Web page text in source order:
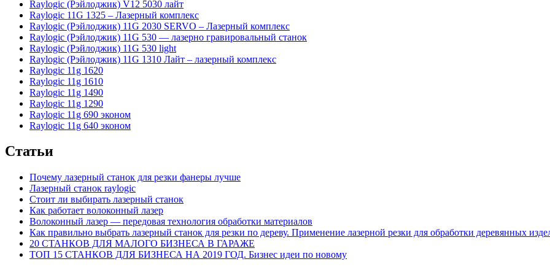
Raylogic (Рэйлоджик) V12 5030 лайт
Raylogic 11G 1325 – Лазерный комплекс
Raylogic (Рэйлоджик) 11G 2030 SERVO – Лазерный комплекс
Raylogic (Рэйлоджик) 11G 530 — лазерно гравировальный станок
Raylogic (Рэйлоджик) 11G 530 light
Raylogic (Рэйлоджик) 11G 1310 Лайт – лазерный комплекс
Raylogic 11g 1620
Raylogic 11g 1610
Raylogic 11g 1490
Raylogic 11g 1290
Raylogic 11g 690 эконом
Raylogic 11g 640 эконом
Статьи
Почему лазерный станок для резки фанеры лучше
Лазерный станок raylogic
Стоит ли выбирать лазерный станок
Как работает волоконный лазер
Волоконный лазер — передовая технология обработки материалов
Как правильно выбрать лазерный станок для резки по дереву. Применение лазерной резки для обработки деревянных
20 СТАНКОВ ДЛЯ МАЛОГО БИЗНЕСА В ГАРАЖЕ
ТОП 15 СТАНКОВ ДЛЯ БИЗНЕСА НА 2019 ГОД. Бизнес идеи по новому